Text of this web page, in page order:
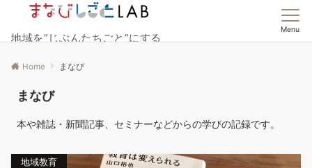
地域を”じぶんたちごと”にする
Menu
Home まなび
まなび
本や雑誌・新聞記事、セミナーなどからの学びの記録です。
地域教育